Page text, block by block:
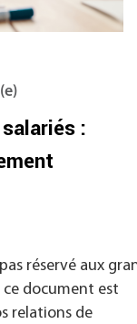
:
réservé aux
ce document est
relations de